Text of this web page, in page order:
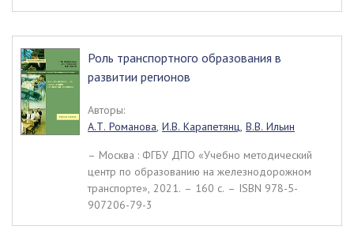
Роль транспортного образования в
развитии регионов
Авторы:
А.Т. Романова, И.В. Карапетянц, В.В. Ильин
– Москва : ФГБУ ДПО «Учебно методический
центр по образованию на железнодорожном
транспорте», 2021. – 160 c. – ISBN 978-5-
907206-79-3